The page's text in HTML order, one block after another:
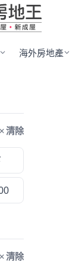
海外房地產
清除
清除